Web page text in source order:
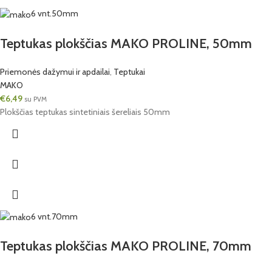
6 vnt.50mm
Teptukas plokščias MAKO PROLINE, 50mm
Priemonės dažymui ir apdailai Teptukai
MAKO
€6,49 su PVM
Plokščias teptukas sintetiniais šereliais 50mm
6 vnt.70mm
Teptukas plokščias MAKO PROLINE, 70mm